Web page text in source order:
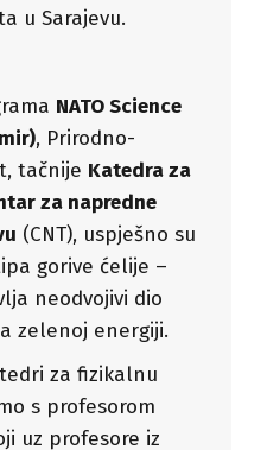
u Sarajevu.
NATO Science
, Prirodno-
tačnije Katedra za
za napredne
(CNT), uspješno su
gorive ćelije –
neodvojivi dio
zelenoj energiji.
za fizikalnu
s profesorom
uz profesore iz